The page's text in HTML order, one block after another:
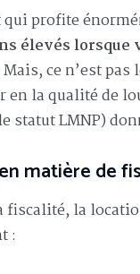
qui profite
élevés lorsque
Mais, ce n’est
la qualité de
statut LMNP)
matière de
fiscalité, la
: